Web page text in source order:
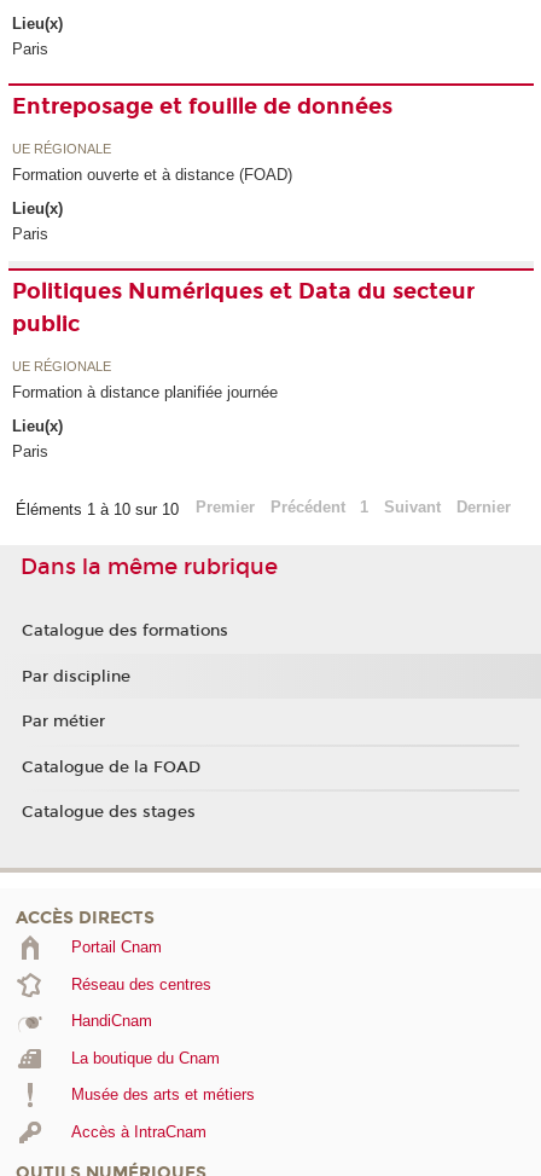
Lieu(x)
Paris
Entreposage et fouille de données
UE RÉGIONALE
Formation ouverte et à distance (FOAD)
Lieu(x)
Paris
Politiques Numériques et Data du secteur
public
UE RÉGIONALE
Formation à distance planifiée journée
Lieu(x)
Paris
Éléments 1 à 10 sur 10 Premier Précédent 1 Suivant Dernier
Dans la même rubrique
Catalogue des formations
Par discipline
Par métier
Catalogue de la FOAD
Catalogue des stages
ACCÈS DIRECTS
Portail Cnam
Réseau des centres
HandiCnam
La boutique du Cnam
Musée des arts et métiers
Accès à IntraCnam